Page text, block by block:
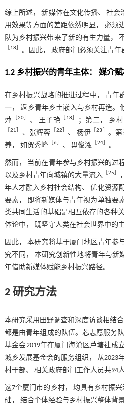
综上所述， 新媒体在文化传播、 社
用效果等方面的差距依然明显， 必须
队为乡村振兴带来了新的有生力量，
［18］ 。因此， 政府部门必须关注青年
1.2 乡村振兴的青年主体： 媒介
在乡村振兴战略的推进过程中， 青年
一， 返乡青年乡土嵌入与乡村再造。
萍 ［20］ 、 王子艳 ［ 18］ ；第二， 乡
［21］ 、张辉蓉 ［22］ 、 杨伊 ［23］ 。第
养， 如贺秀峰 ［6］ 、 毋俊泓 ［24］ 。
然而， 当前在青年参与乡村振兴的过
以及乡村青年向城镇的大量流入
［25］
年人才融入乡村社会结构、 优化资源
要素， 即将新媒体与青年视为单独要
类共同生活的基础是相互依存的各种
体论中， 既坚守人类在社会世界中的
因此， 本研究将基于厦门地区青年参
究不同， 本研究创新性地将青年与新
年借助新媒体赋能乡村振兴路径。
2 研究方法
本研究采用田野调查和深度访谈相结
都是由青年组成的队伍。芯志愿服务
基金会2019年在厦门海沧区芦塘社成
城乡发展基金会的服务组织， 从2023
村干部、 相关政府部门工作人员共94
这7个厦门市的乡村， 均具有乡村振
础， 结合个体经验与乡村振兴整体背